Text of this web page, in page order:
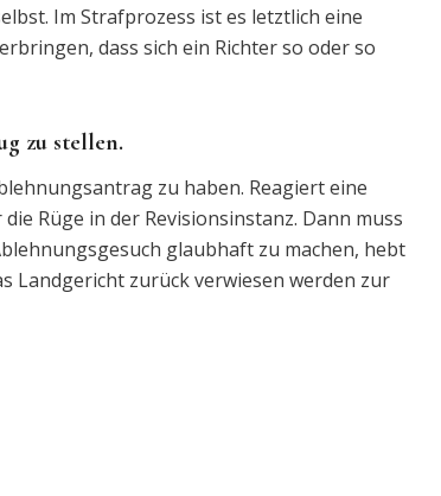
Im Strafprozess ist es letztlich eine
dass sich ein Richter so oder so
zu stellen.
zu haben. Reagiert eine
Rüge in der Revisionsinstanz. Dann muss
glaubhaft zu machen, hebt
Landgericht zurück verwiesen werden zur